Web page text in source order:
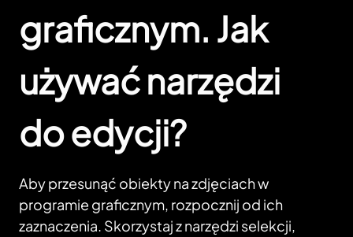
graficznym. Jak
używać narzędzi
do edycji?
Aby przesunąć obiekty na zdjęciach w
programie graficznym, rozpocznij od ich
zaznaczenia. Skorzystaj z narzędzi selekcji,